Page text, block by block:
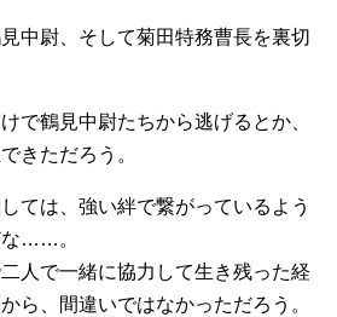
中尉、そして菊田特務曹長を裏切
で鶴見中尉たちから逃げるとか、
きただろう。
ては、強い絆で繋がっているよう
な……。
人で一緒に協力して生き残った経
ら、間違いではなかっただろう。